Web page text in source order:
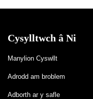
Cysylltwch â Ni
Manylion Cyswllt
Adrodd am broblem
Adborth ar y safle